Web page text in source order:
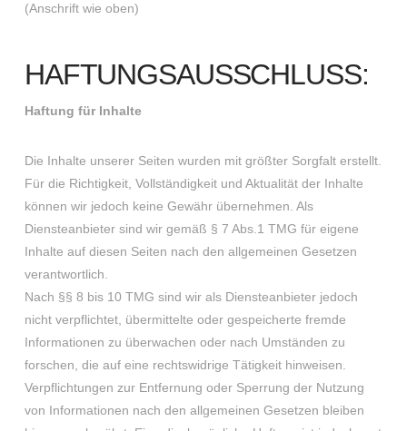
(Anschrift wie oben)
HAFTUNGSAUSSCHLUSS:
Haftung für Inhalte
Die Inhalte unserer Seiten wurden mit größter Sorgfalt erstellt.
Für die Richtigkeit, Vollständigkeit und Aktualität der Inhalte
können wir jedoch keine Gewähr übernehmen. Als
Diensteanbieter sind wir gemäß § 7 Abs.1 TMG für eigene
Inhalte auf diesen Seiten nach den allgemeinen Gesetzen
verantwortlich.
Nach §§ 8 bis 10 TMG sind wir als Diensteanbieter jedoch
nicht verpflichtet, übermittelte oder gespeicherte fremde
Informationen zu überwachen oder nach Umständen zu
forschen, die auf eine rechtswidrige Tätigkeit hinweisen.
Verpflichtungen zur Entfernung oder Sperrung der Nutzung
von Informationen nach den allgemeinen Gesetzen bleiben